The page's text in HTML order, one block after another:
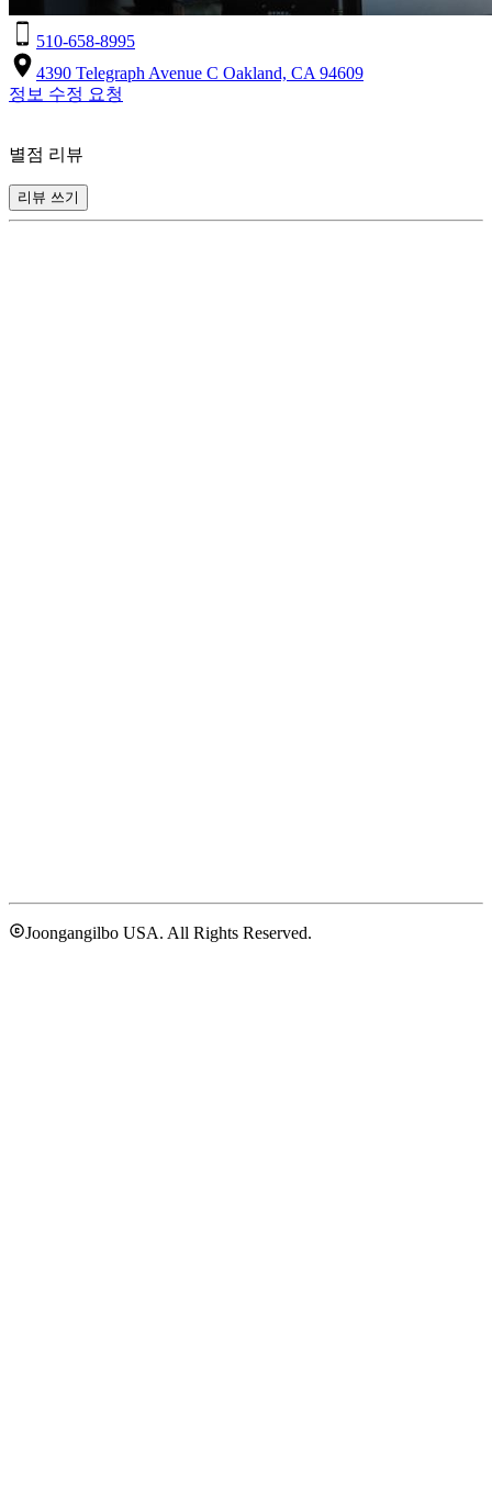
510-658-8995
4390 Telegraph Avenue C Oakland, CA 94609
정보 수정 요청
별점 리뷰
리뷰 쓰기
Joongangilbo USA. All Rights Reserved.